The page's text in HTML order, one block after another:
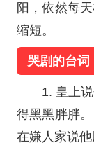
阳，依然每
缩短。
哭剧的台词
1. 皇上
得黑黑胖胖
在嫌人家说他